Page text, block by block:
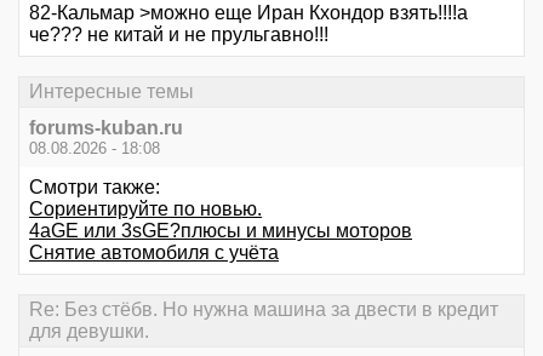
82-Кальмар >можно еще Иран Кхондор взять!!!!а
че??? не китай и не прульгавно!!!
Интересные темы
forums-kuban.ru
08.08.2026 - 18:08
Смотри также:
Сориентируйте по новью.
4aGE или 3sGE?плюсы и минусы моторов
Снятие автомобиля с учёта
Re: Без стёбв. Но нужна машина за двести в кредит
для девушки.